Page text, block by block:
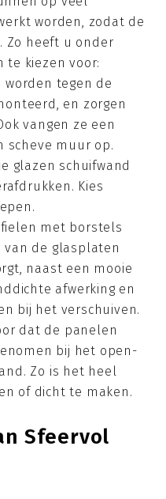
worden, zodat de
Zo heeft u onder
te kiezen voor:
tegen de
en zorgen
vangen ze een
scheve muur op.
glazen schuifwand
Kies
met borstels
de glasplaten
naast een mooie
afwerking en
bij het verschuiven.
dat de panelen
bij het open-
Zo is het heel
of dicht te maken.
Sfeervol